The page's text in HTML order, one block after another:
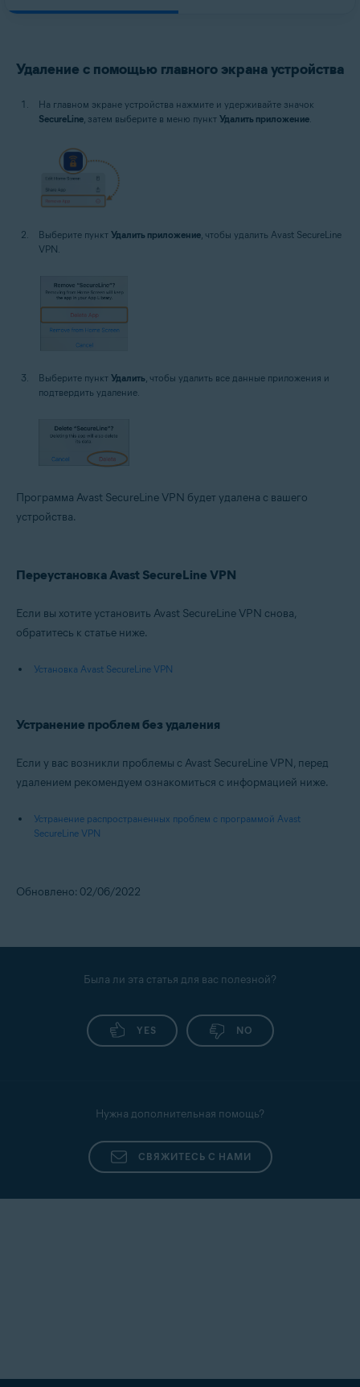
Удаление с помощью главного экрана устройства
На главном экране устройства нажмите и удерживайте значок
SecureLine, затем выберите в меню пункт Удалить приложение.
Выберите пункт Удалить приложение , чтобы удалить Avast SecureLine
VPN.
Выберите пункт Удалить , чтобы удалить все данные приложения и
подтвердить удаление.
Программа Avast SecureLine VPN будет удалена с вашего
устройства.
Переустановка Avast SecureLine VPN
Если вы хотите установить Avast SecureLine VPN снова,
обратитесь к статье ниже.
Установка Avast SecureLine VPN
Устранение проблем без удаления
Если у вас возникли проблемы с Avast SecureLine VPN, перед
удалением рекомендуем ознакомиться с информацией ниже.
Устранение распространенных проблем с программой Avast
SecureLine VPN
Обновлено: 02/06/2022
Была ли эта статья для вас полезной?
YES NO
Нужна дополнительная помощь?
СВЯЖИТЕСЬ С НАМИ